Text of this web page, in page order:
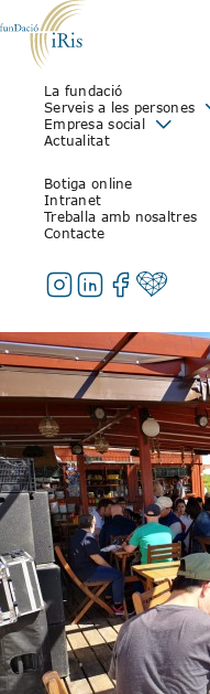
La fundació
Serveis a les persones
Empresa social
Actualitat
Botiga online
Intranet
Treballa amb nosaltres
Contacte
Els usuaris i usaries del taller
Prat de Llobregat
Tot el taller ocupacional ha
amb la Fundació oferint-nos
Després han fet una visita